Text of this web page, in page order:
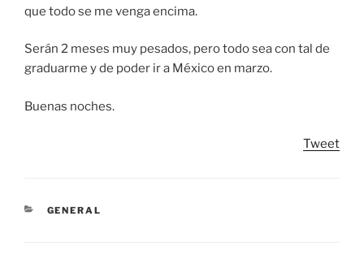
que todo se me venga encima.
Serán 2 meses muy pesados, pero todo sea con tal de
graduarme y de poder ir a México en marzo.
Buenas noches.
Tweet
CATEGORIES
GENERAL